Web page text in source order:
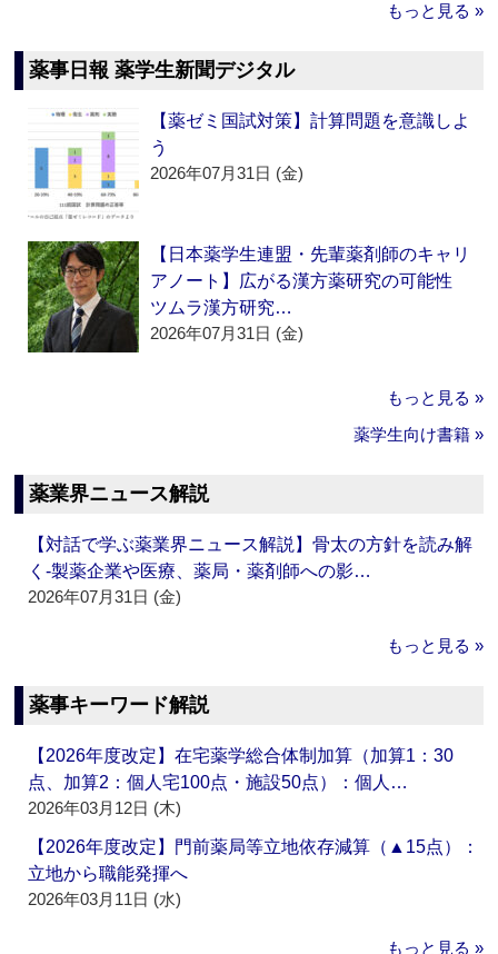
もっと見る »
薬事日報 薬学生新聞デジタル
【薬ゼミ国試対策】計算問題を意識しよ
う
2026年07月31日 (金)
【日本薬学生連盟・先輩薬剤師のキャリ
アノート】広がる漢方薬研究の可能性
ツムラ漢方研究…
2026年07月31日 (金)
もっと見る »
薬学生向け書籍 »
薬業界ニュース解説
【対話で学ぶ薬業界ニュース解説】骨太の方針を読み解
く‐製薬企業や医療、薬局・薬剤師への影…
2026年07月31日 (金)
もっと見る »
薬事キーワード解説
【2026年度改定】在宅薬学総合体制加算（加算1：30
点、加算2：個人宅100点・施設50点）：個人…
2026年03月12日 (木)
【2026年度改定】門前薬局等立地依存減算（▲15点）：
立地から職能発揮へ
2026年03月11日 (水)
もっと見る »